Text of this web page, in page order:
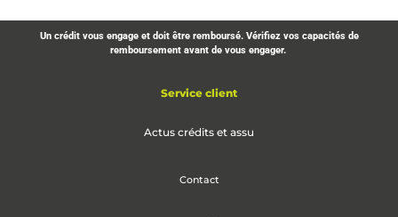
Un crédit vous engage et doit être remboursé. Vérifiez vos capacités de
remboursement avant de vous engager.
Service client
Actus crédits et assu
Contact